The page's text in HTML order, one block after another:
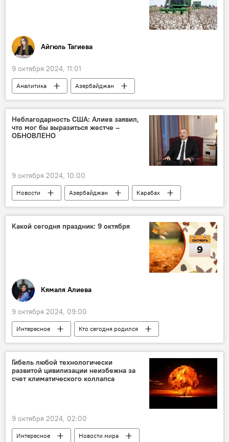
Южный Кавказ
СССР
Айгюль Тагиева
9 октября 2024, 11:01
Аналитика
Азербайджан
Экономика
энергетика
Экспорт
Ненефтяной экспорт
ненефтяной сектор
Производство
ЕАЭС
Неблагодарность США: Алиев заявил,
что мог бы выразиться жестче –
ОБНОВЛЕНО
9 октября 2024, 10:00
Новости Азербайджан
Карабах
освобожденные земли
Джебраил
Отечественная война
Ильхам Алиев
Какой сегодня праздник: 9 октября
Кямаля Алиева
9 октября 2024, 09:00
Интересное
Кто сегодня родился
Какой сегодня праздник
Россия
Азербайджан
День Вооруженных сил Азербайджана
Выборы
Гибель любой технологически
развитой цивилизации неизбежна за
счет климатического коллапса
9 октября 2024, 02:00
Интересное
Новости мира